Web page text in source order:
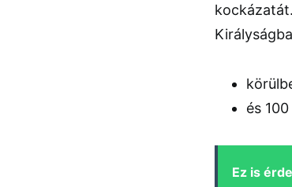
és
Ez is